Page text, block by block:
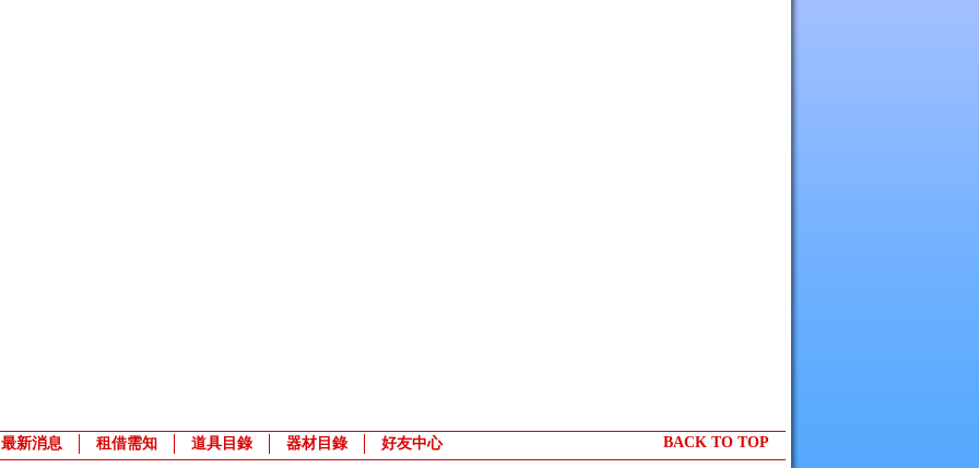
最新消息 租借需知 道具目錄 器材目錄 好友中心 BACK TO TOP